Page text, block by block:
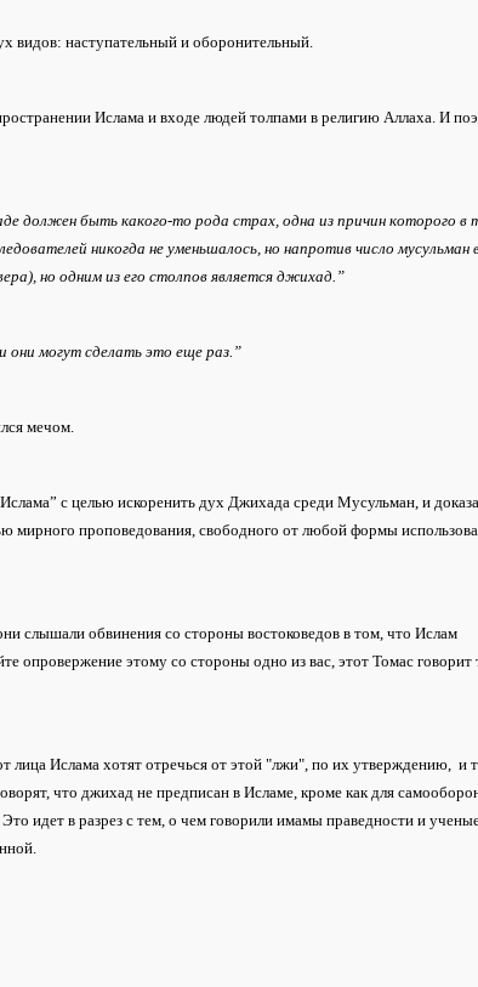
наступательный и оборонительный.
Ислама и входе людей толпами в религию Аллаха. И
должен быть какого-то рода страх, одна из причин которого в
никогда не уменьшалось, но напротив число мусульман
но одним из его столпов является джихад.”
они могут сделать это еще раз.”
мечом.
с целью искоренить дух Джихада среди Мусульман, и
проповедования, свободного от любой формы
слышали обвинения со стороны востоковедов в том, что Ислам
опровержение этому со стороны одно из вас, этот Томас говорит
Ислама хотят отречься от этой "лжи", по их утверждению, и
что джихад не предписан в Исламе, кроме как для
идет в разрез с тем, о чем говорили имамы праведности и